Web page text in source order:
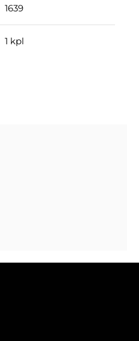
1639
1 kpl